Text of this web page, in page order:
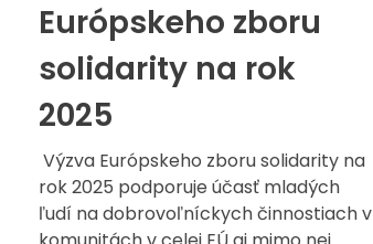
Európskeho zboru
solidarity na rok
2025
Výzva Európskeho zboru solidarity na
rok 2025 podporuje účasť mladých
ľudí na dobrovoľníckych činnostiach v